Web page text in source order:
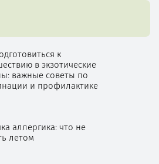
к
в экзотические
важные советы по
и профилактике
аллергика: что не
летом